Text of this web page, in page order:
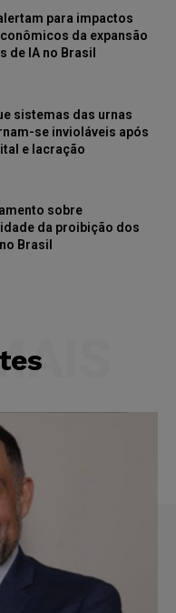
para impactos
da expansão
de IA no Brasil
sistemas das urnas
se invioláveis após
e lacração
sobre
da proibição dos
Brasil